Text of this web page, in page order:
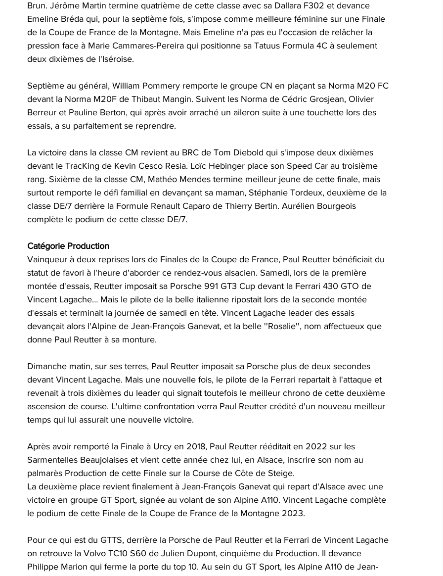
Brun. Jérôme Martin termine quatrième de cette classe avec sa Dallara F302 et devance
Emeline Bréda qui, pour la septième fois, s'impose comme meilleure féminine sur une Finale
de la Coupe de France de la Montagne. Mais Emeline n'a pas eu l'occasion de relâcher la
pression face à Marie Cammares-Pereira qui positionne sa Tatuus Formula 4C à seulement
deux dixièmes de l'Iséroise.
Septième au général, William Pommery remporte le groupe CN en plaçant sa Norma M20 FC
devant la Norma M20F de Thibaut Mangin. Suivent les Norma de Cédric Grosjean, Olivier
Berreur et Pauline Berton, qui après avoir arraché un aileron suite à une touchette lors des
essais, a su parfaitement se reprendre.
La victoire dans la classe CM revient au BRC de Tom Diebold qui s'impose deux dixièmes
devant le TracKing de Kevin Cesco Resia. Loïc Hebinger place son Speed Car au troisième
rang. Sixième de la classe CM, Mathéo Mendes termine meilleur jeune de cette finale, mais
surtout remporte le défi familial en devançant sa maman, Stéphanie Tordeux, deuxième de la
classe DE/7 derrière la Formule Renault Caparo de Thierry Bertin. Aurélien Bourgeois
complète le podium de cette classe DE/7.
Catégorie Production
Vainqueur à deux reprises lors de Finales de la Coupe de France, Paul Reutter bénéficiait du
statut de favori à l'heure d'aborder ce rendez-vous alsacien. Samedi, lors de la première
montée d'essais, Reutter imposait sa Porsche 991 GT3 Cup devant la Ferrari 430 GTO de
Vincent Lagache… Mais le pilote de la belle italienne ripostait lors de la seconde montée
d'essais et terminait la journée de samedi en tête. Vincent Lagache leader des essais
devançait alors l'Alpine de Jean-François Ganevat, et la belle ''Rosalie'', nom affectueux que
donne Paul Reutter à sa monture.
Dimanche matin, sur ses terres, Paul Reutter imposait sa Porsche plus de deux secondes
devant Vincent Lagache. Mais une nouvelle fois, le pilote de la Ferrari repartait à l'attaque et
revenait à trois dixièmes du leader qui signait toutefois le meilleur chrono de cette deuxième
ascension de course. L'ultime confrontation verra Paul Reutter crédité d'un nouveau meilleur
temps qui lui assurait une nouvelle victoire.
Après avoir remporté la Finale à Urcy en 2018, Paul Reutter rééditait en 2022 sur les
Sarmentelles Beaujolaises et vient cette année chez lui, en Alsace, inscrire son nom au
palmarès Production de cette Finale sur la Course de Côte de Steige.
La deuxième place revient finalement à Jean-François Ganevat qui repart d'Alsace avec une
victoire en groupe GT Sport, signée au volant de son Alpine A110. Vincent Lagache complète
le podium de cette Finale de la Coupe de France de la Montagne 2023.
Pour ce qui est du GTTS, derrière la Porsche de Paul Reutter et la Ferrari de Vincent Lagache
on retrouve la Volvo TC10 S60 de Julien Dupont, cinquième du Production. Il devance
Philippe Marion qui ferme la porte du top 10. Au sein du GT Sport, les Alpine A110 de Jean-